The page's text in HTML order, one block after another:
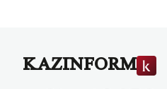
KAZINFORM